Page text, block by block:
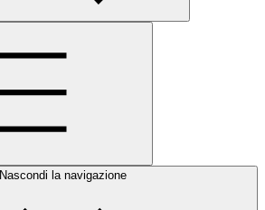
Nascondi la navigazione